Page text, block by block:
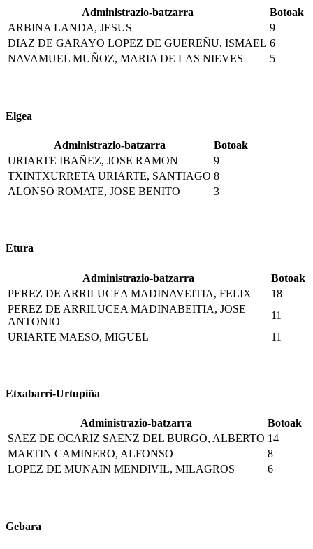
Administrazio-batzarra
Botoak
ARBINA LANDA, JESUS
9
DIAZ DE GARAYO LOPEZ DE GUEREÑU, ISMAEL 6
NAVAMUEL MUÑOZ, MARIA DE LAS NIEVES
5
Elgea
Administrazio-batzarra
Botoak
URIARTE IBAÑEZ, JOSE RAMON
9
TXINTXURRETA URIARTE, SANTIAGO 8
ALONSO ROMATE, JOSE BENITO
3
Etura
Administrazio-batzarra
Botoak
PEREZ DE ARRILUCEA MADINAVEITIA, FELIX
18
PEREZ DE ARRILUCEA MADINABEITIA, JOSE
ANTONIO
11
URIARTE MAESO, MIGUEL
11
Etxabarri-Urtupiña
Administrazio-batzarra
Botoak
SAEZ DE OCARIZ SAENZ DEL BURGO, ALBERTO 14
MARTIN CAMINERO, ALFONSO
8
LOPEZ DE MUNAIN MENDIVIL, MILAGROS
6
Gebara